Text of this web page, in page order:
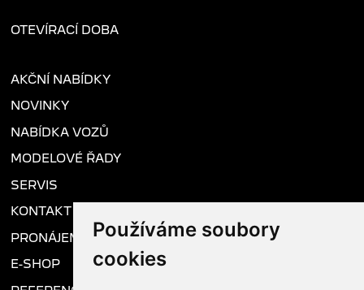
Používáme soubory
cookies
OTEVÍRACÍ DOBA
AKČNÍ NABÍDKY
NOVINKY
NABÍDKA VOZŮ
MODELOVÉ ŘADY
SERVIS
KONTAKT
PRONÁJEM VOZU
E-SHOP